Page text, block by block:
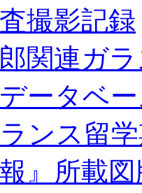
撮影記録
関連ガ
ータベ
ンス留
報』所載